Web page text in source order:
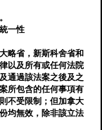
一性
略省，新斯科舍省和
以及所有或任何法院
通過該法案之後及之
所包含的任何事項有
不受限制；但加拿大
均無效，除非該立法